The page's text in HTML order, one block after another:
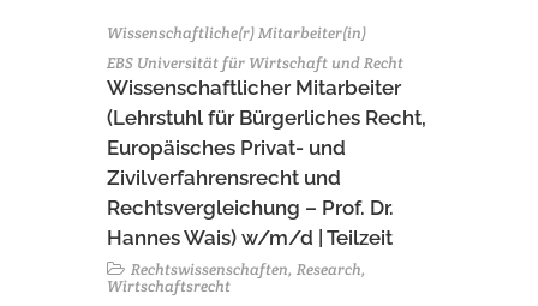
Wissenschaftliche(r) Mitarbeiter(in)
EBS Universität für Wirtschaft und Recht
Wissenschaftlicher Mitarbeiter
(Lehrstuhl für Bürgerliches Recht,
Europäisches Privat- und
Zivilverfahrensrecht und
Rechtsvergleichung – Prof. Dr.
Hannes Wais) w/m/d | Teilzeit
Rechtswissenschaften, Research,
Wirtschaftsrecht